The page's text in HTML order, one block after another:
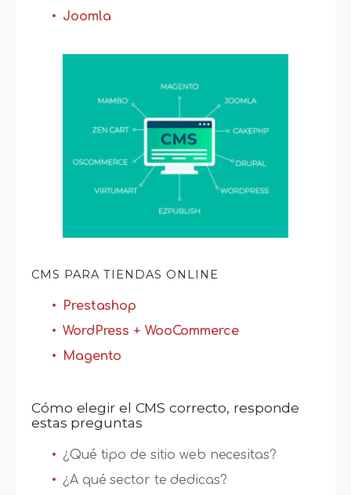
Joomla
CMS PARA TIENDAS ONLINE
Prestashop
WordPress + WooCommerce
Magento
Cómo elegir el CMS correcto, responde
estas preguntas
¿Qué tipo de sitio web necesitas?
¿A qué sector te dedicas?